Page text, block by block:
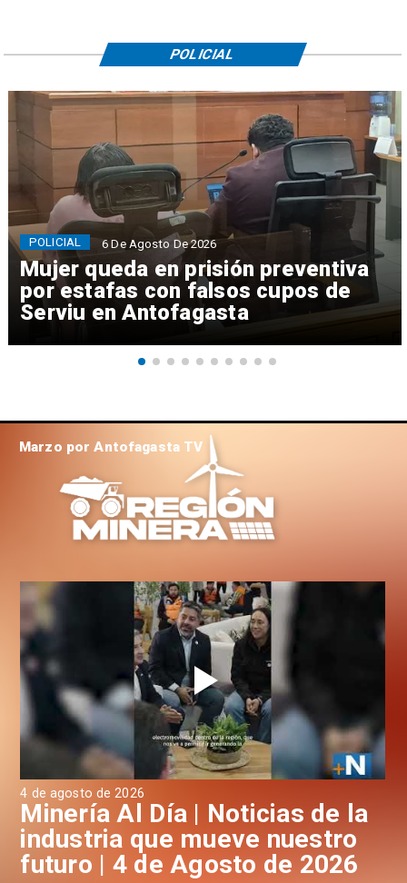
Mujer queda en prisión preventiva
por estafas con falsos cupos de
Serviu en Antofagasta
POLICIAL 6 De Agosto De 2026
POLICIAL
4 de agosto de 2026
Minería Al Día | Noticias de la
industria que mueve nuestro
futuro | 4 de Agosto de 2026
Marzo por Antofagasta TV